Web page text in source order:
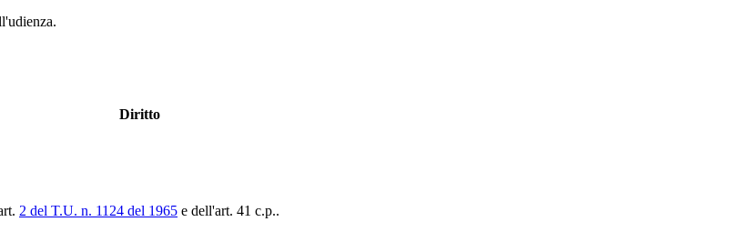
Diritto
2 del T.U. n. 1124 del 1965 e dell'art. 41 c.p..